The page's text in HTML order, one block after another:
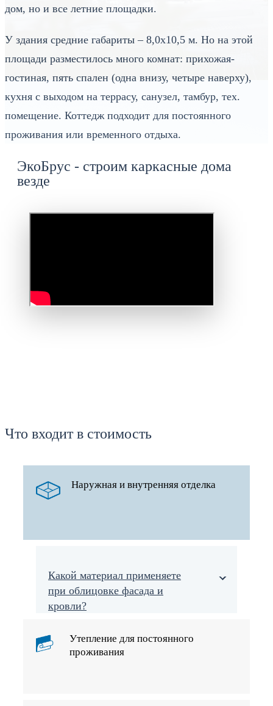
дом, но и все летние площадки.
У здания средние габариты – 8,0х10,5 м. Но на этой
площади разместилось много комнат: прихожая-
гостиная, пять спален (одна внизу, четыре наверху),
кухня с выходом на террасу, санузел, тамбур, тех.
помещение. Коттедж подходит для постоянного
проживания или временного отдыха.
ЭкоБрус - строим каркасные дома
везде
Что входит в стоимость
Наружная и внутренняя отделка
Какой материал применяете
при облицовке фасада и
кровли?
Утепление для постоянного
проживания